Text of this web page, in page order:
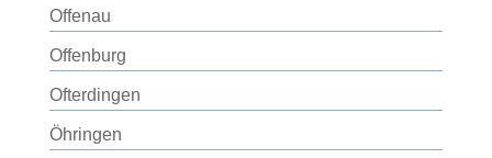
Offenau
Offenburg
Ofterdingen
Öhringen